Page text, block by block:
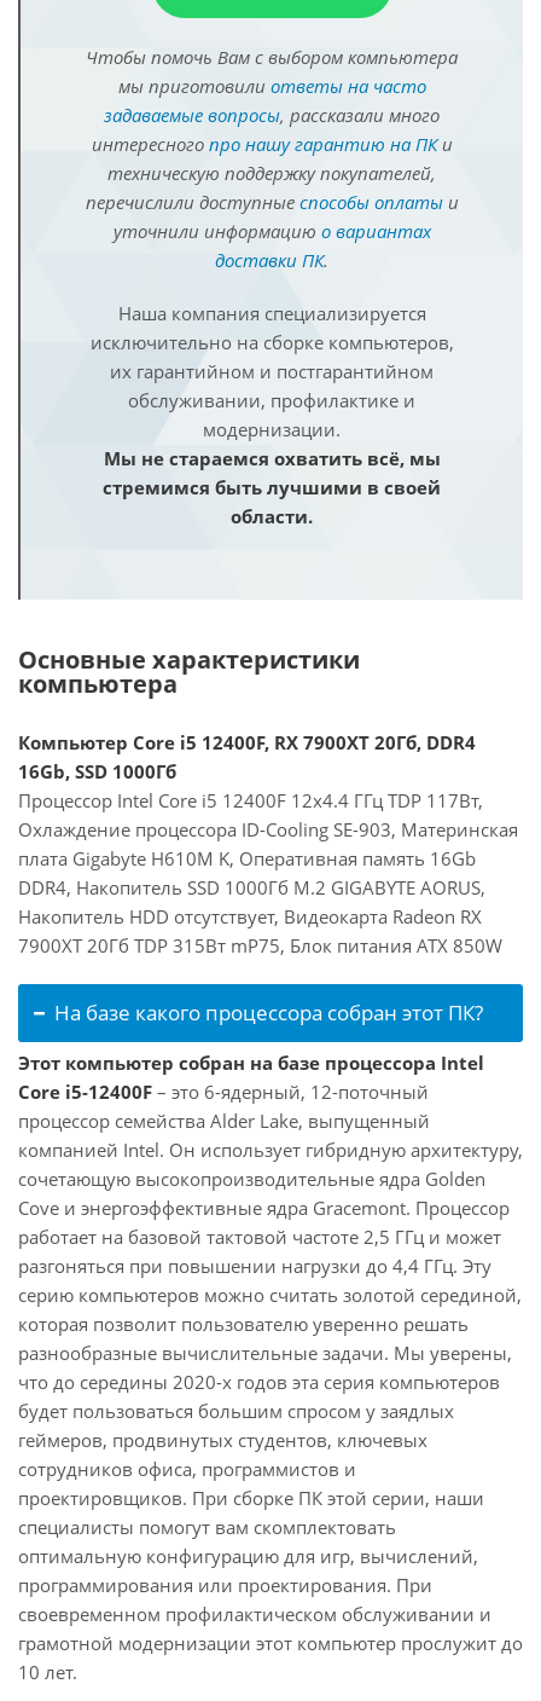
Чтобы помочь Вам с выбором компьютера
мы приготовили ответы на часто
задаваемые вопросы, рассказали много
интересного про нашу гарантию на ПКи
техническую поддержку покупателей,
перечислили доступные способы оплатыи
уточнили информацию о вариантах
доставки ПК.
Наша компания специализируется
исключительно на сборке компьютеров,
их гарантийном и постгарантийном
обслуживании, профилактике и
модернизации.
Мы не стараемся охватить всё, мы
стремимся быть лучшими в своей
области.
Основные характеристики
компьютера
Компьютер Core i5 12400F, RX 7900XT 20Гб, DDR4
16Gb, SSD 1000Гб
Процессор Intel Core i5 12400F 12x4.4 ГГц TDP 117Вт,
Охлаждение процессора ID-Cooling SE-903, Материнская
плата Gigabyte H610M K, Оперативная память 16Gb
DDR4, Накопитель SSD 1000Гб M.2 GIGABYTE AORUS,
Накопитель HDD отсутствует, Видеокарта Radeon RX
7900XT 20Гб TDP 315Вт mP75, Блок питания ATX 850W
На базе какого процессора собран этот ПК?
Этот компьютер собран на базе процессора Intel
Core i5-12400F – это 6-ядерный, 12-поточный
процессор семейства Alder Lake, выпущенный
компанией Intel. Он использует гибридную архитектуру,
сочетающую высокопроизводительные ядра Golden
Cove и энергоэффективные ядра Gracemont. Процессор
работает на базовой тактовой частоте 2,5 ГГц и может
разгоняться при повышении нагрузки до 4,4 ГГц. Эту
серию компьютеров можно считать золотой серединой,
которая позволит пользователю уверенно решать
разнообразные вычислительные задачи. Мы уверены,
что до середины 2020-х годов эта серия компьютеров
будет пользоваться большим спросом у заядлых
геймеров, продвинутых студентов, ключевых
сотрудников офиса, программистов и
проектировщиков. При сборке ПК этой серии, наши
специалисты помогут вам скомплектовать
оптимальную конфигурацию для игр, вычислений,
программирования или проектирования. При
своевременном профилактическом обслуживании и
грамотной модернизации этот компьютер прослужит до
10 лет.